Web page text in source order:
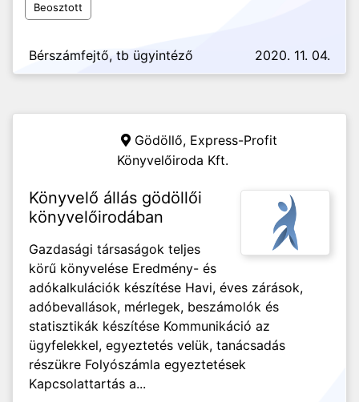
Beosztott
Bérszámfejtő, tb ügyintéző 2020. 11. 04.
Gödöllő, Express-Profit
Könyvelőiroda Kft.
Könyvelő állás gödöllői
könyvelőirodában
Gazdasági társaságok teljes
körű könyvelése Eredmény- és
adókalkulációk készítése Havi, éves zárások,
adóbevallások, mérlegek, beszámolók és
statisztikák készítése Kommunikáció az
ügyfelekkel, egyeztetés velük, tanácsadás
részükre Folyószámla egyeztetések
Kapcsolattartás a...